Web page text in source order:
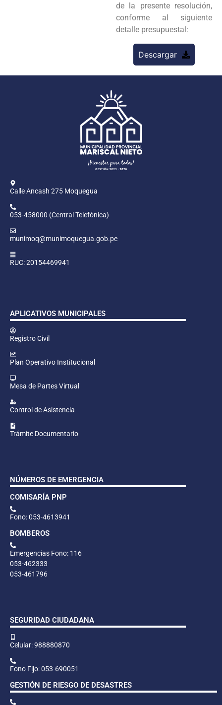
de la presente resolución,
conforme al siguiente
detalle presupuestal:
Descargar
Calle Ancash 275 Moquegua
053-458000 (Central Telefónica)
munimoq@munimoquegua.gob.pe
RUC: 20154469941
APLICATIVOS MUNICIPALES
Registro Civil
Plan Operativo Institucional
Mesa de Partes Virtual
Control de Asistencia
Trámite Documentario
NÚMEROS DE EMERGENCIA
COMISARÍA PNP
Fono: 053-4613941
BOMBEROS
Emergencias Fono: 116
053-462333
053-461796
SEGURIDAD CIUDADANA
Celular: 988880870
Fono Fijo: 053-690051
GESTIÓN DE RIESGO DE DESASTRES